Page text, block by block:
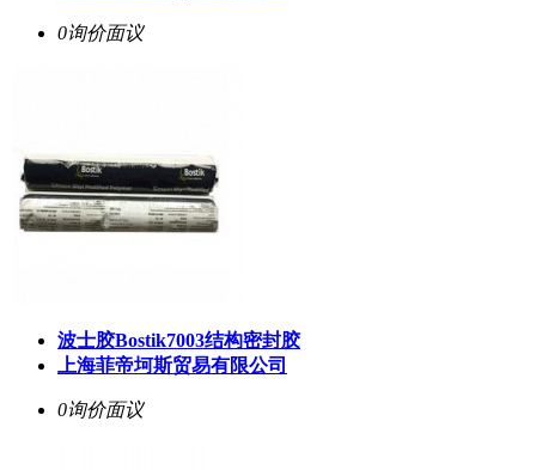
0询价面议
波士胶Bostik7003结构密封胶
上海菲帝坷斯贸易有限公司
0询价面议